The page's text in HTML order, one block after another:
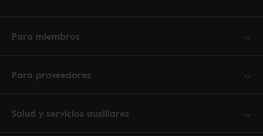
Para miembros
Para proveedores
Salud y servicios auxiliares